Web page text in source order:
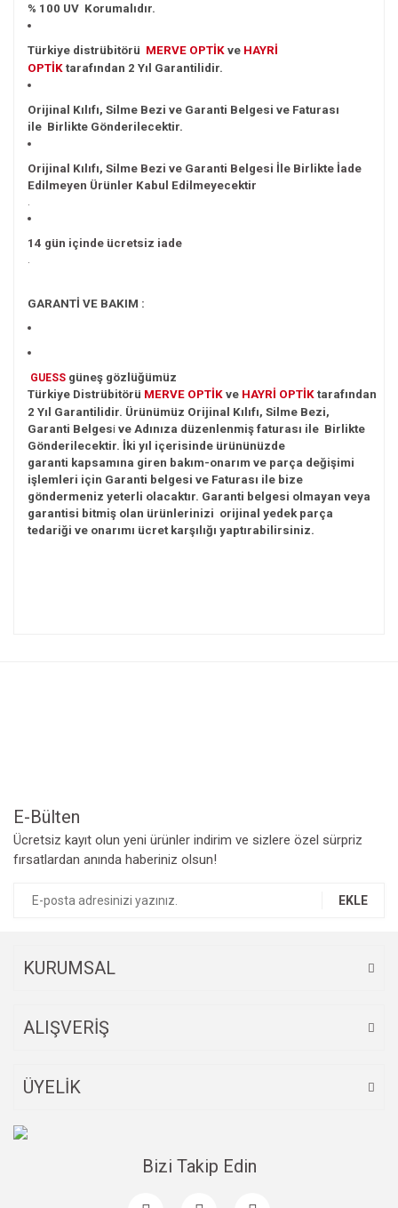
% 100 UV Korumalıdır.
Türkiye distrübitörü MERVE OPTİK ve HAYRİ
OPTİK tarafından 2 Yıl Garantilidir.
Orijinal Kılıfı, Silme Bezi ve Garanti Belgesi ve Faturası
ile Birlikte Gönderilecektir.
Orijinal Kılıfı, Silme Bezi ve Garanti Belgesi İle Birlikte İade
Edilmeyen Ürünler Kabul Edilmeyecektir
.
14 gün içinde ücretsiz iade
.
GARANTİ VE BAKIM :
GUESS güneş gözlüğümüz
Türkiye Distrübitörü MERVE OPTİK ve HAYRİ OPTİK tarafından
2 Yıl Garantilidir. Ürünümüz Orijinal Kılıfı, Silme Bezi,
Garanti Belgesi ve Adınıza düzenlenmiş faturası ile Birlikte
Gönderilecektir. İki yıl içerisinde ürününüzde
garanti kapsamına giren bakım-onarım ve parça değişimi
işlemleri için Garanti belgesi ve Faturası ile bize
göndermeniz yeterli olacaktır. Garanti belgesi olmayan veya
garantisi bitmiş olan ürünlerinizi orijinal yedek parça
tedariği ve onarımı ücret karşılığı yaptırabilirsiniz.
E-Bülten
Ücretsiz kayıt olun yeni ürünler indirim ve sizlere özel sürpriz
fırsatlardan anında haberiniz olsun!
EKLE
KURUMSAL
ALIŞVERİŞ
ÜYELİK
Bizi Takip Edin